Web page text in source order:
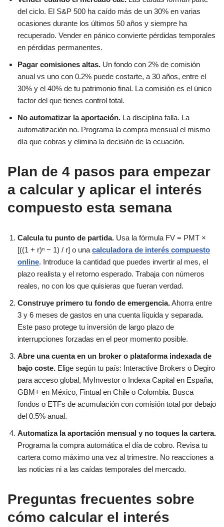
del ciclo. El S&P 500 ha caído más de un 30% en varias
ocasiones durante los últimos 50 años y siempre ha
recuperado. Vender en pánico convierte pérdidas temporales
en pérdidas permanentes.
Pagar comisiones altas. Un fondo con 2% de comisión
anual vs uno con 0.2% puede costarte, a 30 años, entre el
30% y el 40% de tu patrimonio final. La comisión es el único
factor del que tienes control total.
No automatizar la aportación. La disciplina falla. La
automatización no. Programa la compra mensual el mismo
día que cobras y elimina la decisión de la ecuación.
Plan de 4 pasos para empezar
a calcular y aplicar el interés
compuesto esta semana
Calcula tu punto de partida. Usa la fórmula FV = PMT ×
[((1 + r)ⁿ − 1) / r] o una calculadora de interés compuesto
online. Introduce la cantidad que puedes invertir al mes, el
plazo realista y el retorno esperado. Trabaja con números
reales, no con los que quisieras que fueran verdad.
Construye primero tu fondo de emergencia.Ahorra entre
3 y 6 meses de gastos en una cuenta líquida y separada.
Este paso protege tu inversión de largo plazo de
interrupciones forzadas en el peor momento posible.
Abre una cuenta en un broker o plataforma indexada de
bajo coste. Elige según tu país: Interactive Brokers o Degiro
para acceso global, MyInvestor o Indexa Capital en España,
GBM+ en México, Fintual en Chile o Colombia. Busca
fondos o ETFs de acumulación con comisión total por debajo
del 0.5% anual.
Automatiza la aportación mensual y no toques la cartera.
Programa la compra automática el día de cobro. Revisa tu
cartera como máximo una vez al trimestre. No reacciones a
las noticias ni a las caídas temporales del mercado.
Preguntas frecuentes sobre
cómo calcular el interés